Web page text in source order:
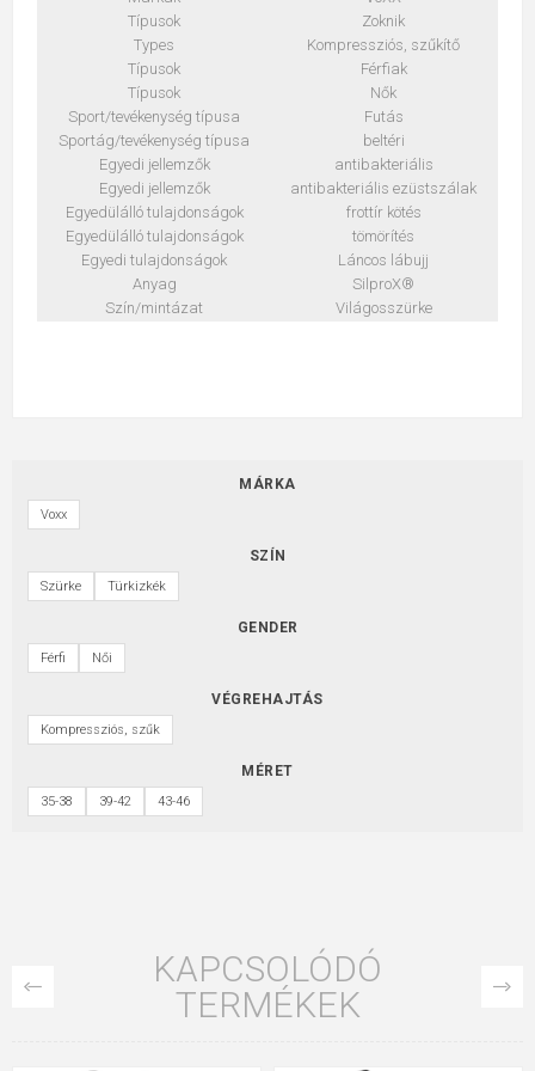
Típusok
Zoknik
Types
Kompressziós, szűkítő
Típusok
Férfiak
Típusok
Nők
Sport/tevékenység típusa
Futás
Sportág/tevékenység típusa
beltéri
Egyedi jellemzők
antibakteriális
Egyedi jellemzők
antibakteriális ezüstszálak
Egyedülálló tulajdonságok
frottír kötés
Egyedülálló tulajdonságok
tömörítés
Egyedi tulajdonságok
Láncos lábujj
Anyag
SilproX®
Szín/mintázat
Világosszürke
MÁRKA
Voxx
SZÍN
Szürke Türkizkék
GENDER
Férfi Női
VÉGREHAJTÁS
Kompressziós, szűk
MÉRET
35-38 39-42 43-46
KAPCSOLÓDÓ
TERMÉKEK